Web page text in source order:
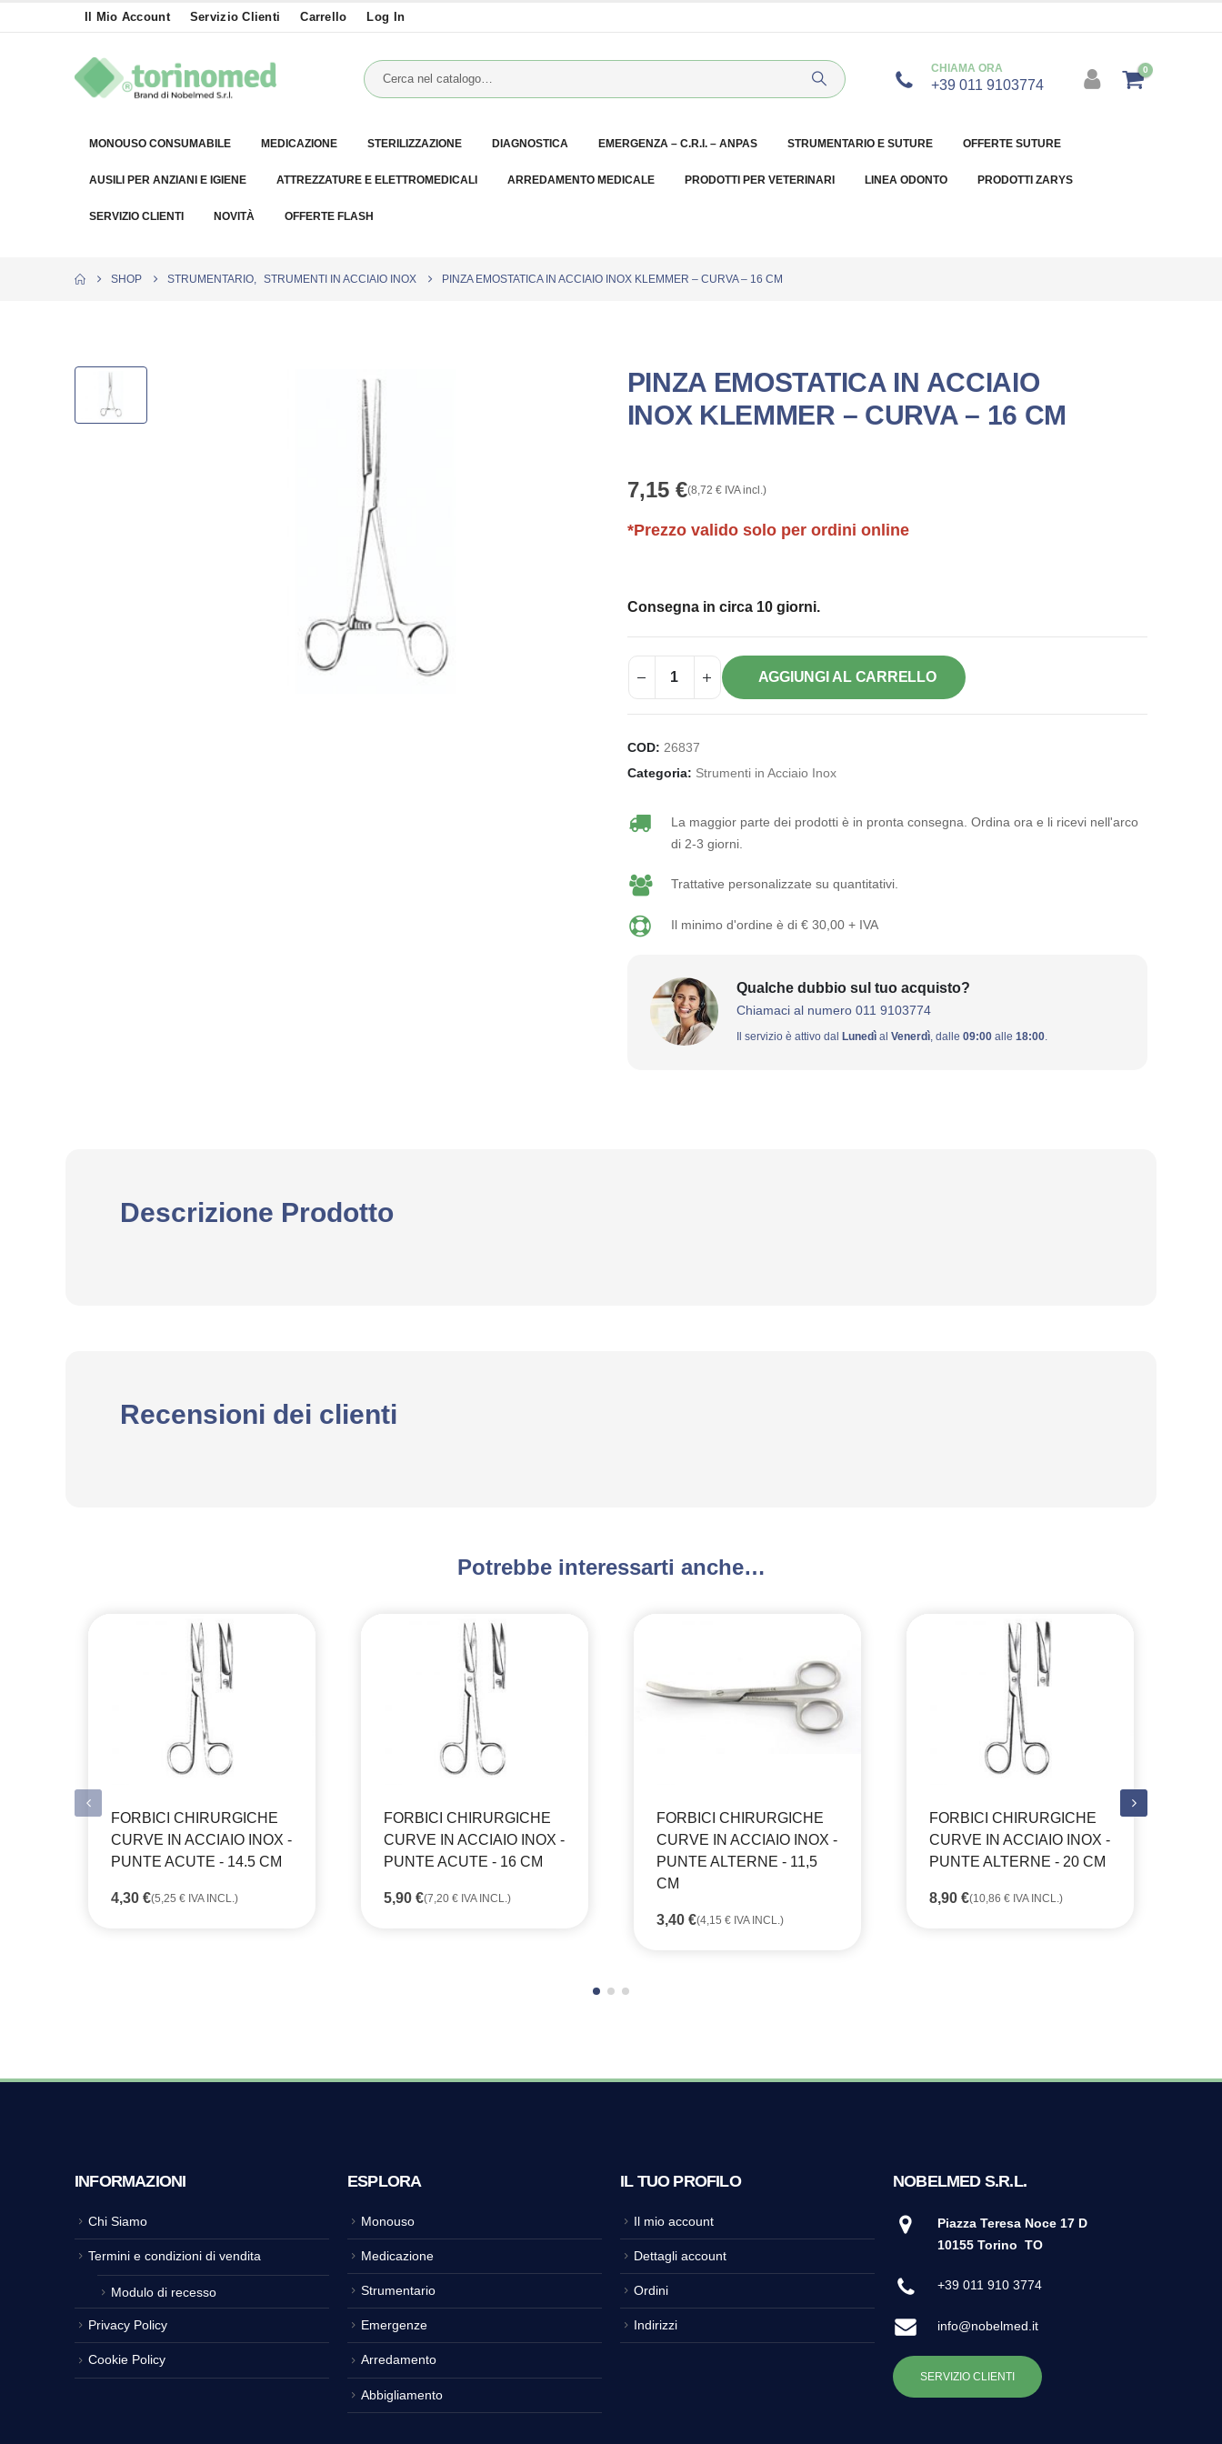
Il Mio Account Servizio Clienti Carrello Log In
CHIAMA ORA
+39 011 9103774
0
MONOUSO CONSUMABILE MEDICAZIONE STERILIZZAZIONE DIAGNOSTICA EMERGENZA – C.R.I. – ANPAS STRUMENTARIO E SUTURE OFFERTE SUTURE
AUSILI PER ANZIANI E IGIENE ATTREZZATURE E ELETTROMEDICALI ARREDAMENTO MEDICALE PRODOTTI PER VETERINARI LINEA ODONTO PRODOTTI ZARYS
SERVIZIO CLIENTI NOVITÀ OFFERTE FLASH
SHOP STRUMENTARIO STRUMENTI IN ACCIAIO INOX PINZA EMOSTATICA IN ACCIAIO INOX KLEMMER – CURVA – 16 CM
PINZA EMOSTATICA IN ACCIAIO
INOX KLEMMER – CURVA – 16 CM
7,15 €(8,72 €IVA incl.)
*Prezzo valido solo per ordini online
Consegna in circa 10 giorni.
AGGIUNGI AL CARRELLO
COD: 26837
Categoria: Strumenti in Acciaio Inox
La maggior parte dei prodotti è in pronta consegna. Ordina ora e li ricevi nell'arco
di 2-3 giorni.
Trattative personalizzate su quantitativi.
Il minimo d'ordine è di € 30,00 + IVA
Qualche dubbio sul tuo acquisto?
Chiamaci al numero 011 9103774
Il servizio è attivo dal Lunedìal Venerdì, dalle 09:00alle 18:00.
Descrizione Prodotto
Recensioni dei clienti
Potrebbe interessarti anche…
FORBICI CHIRURGICHE
CURVE IN ACCIAIO INOX -
PUNTE ACUTE - 14.5 CM
4,30 €(5,25 € IVA INCL.)
FORBICI CHIRURGICHE
CURVE IN ACCIAIO INOX -
PUNTE ACUTE - 16 CM
5,90 €(7,20 € IVA INCL.)
FORBICI CHIRURGICHE
CURVE IN ACCIAIO INOX -
PUNTE ALTERNE - 11,5
CM
3,40 €(4,15 € IVA INCL.)
FORBICI CHIRURGICHE
CURVE IN ACCIAIO INOX -
PUNTE ALTERNE - 20 CM
8,90 €(10,86 € IVA INCL.)
INFORMAZIONI
Chi Siamo
Termini e condizioni di vendita
Modulo di recesso
Privacy Policy
Cookie Policy
ESPLORA
Monouso
Medicazione
Strumentario
Emergenze
Arredamento
Abbigliamento
IL TUO PROFILO
Il mio account
Dettagli account
Ordini
Indirizzi
NOBELMED S.R.L.
Piazza Teresa Noce 17 D
10155 Torino TO
+39 011 910 3774
info@nobelmed.it
SERVIZIO CLIENTI